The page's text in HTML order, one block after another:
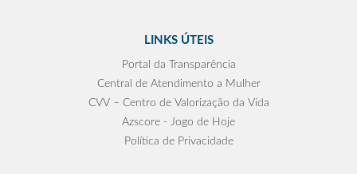
LINKS ÚTEIS
Portal da Transparência
Central de Atendimento a Mulher
CVV – Centro de Valorização da Vida
Azscore - Jogo de Hoje
Política de Privacidade